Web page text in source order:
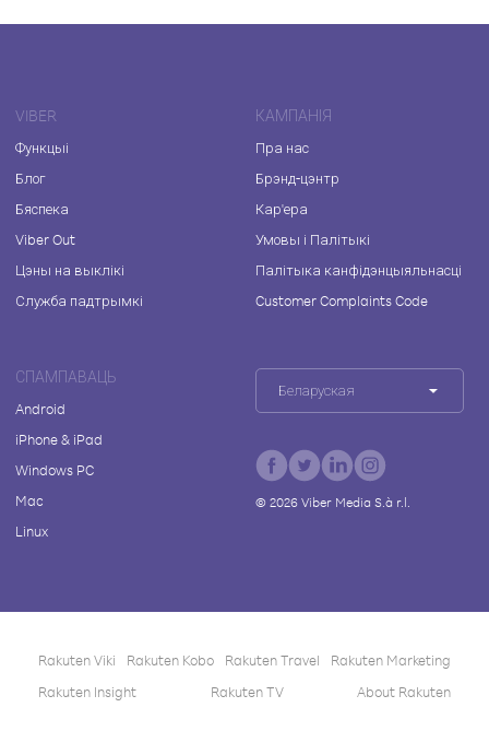
VIBER
Функцыі
Блог
Бяспека
Viber Out
Цэны на выклікі
Служба падтрымкі
КАМПАНІЯ
Пра нас
Брэнд-цэнтр
Кар'ера
Умовы і Палітыкі
Палітыка канфідэнцыяльнасці
Customer Complaints Code
СПАМПАВАЦЬ
Android
iPhone & iPad
Windows PC
Mac
Linux
Беларуская
© 2026Viber Media S.à r.l.
Rakuten Viki Rakuten Kobo Rakuten Travel
Rakuten Marketing
Rakuten Insight
Rakuten TV About Rakuten